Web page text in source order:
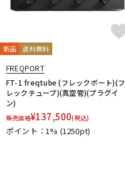
新品 送料無料
FREQPORT
FT-1 freqtube (フレックポート)(フ
レックチューブ)(真空管)(プラグイ
ン)
販売価格¥137,500(税込)
ポイント：1% (1250pt)